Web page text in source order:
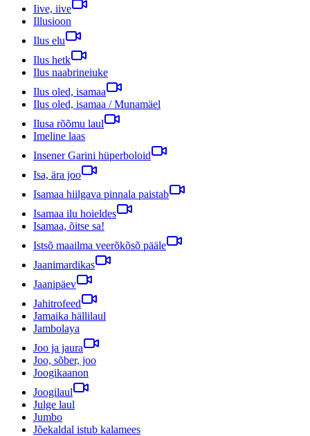
Iive, iive
Illusioon
Ilus elu
Ilus hetk
Ilus naabrineiuke
Ilus oled, isamaa
Ilus oled, isamaa / Munamäel
Ilusa rõõmu laul
Imeline laas
Insener Garini hüperboloid
Isa, ära joo
Isamaa hiilgava pinnala paistab
Isamaa ilu hoieldes
Isamaa, õitse sa!
Istsõ maailma veerõkõsõ pääle
Jaanimardikas
Jaanipäev
Jahitrofeed
Jamaika hällilaul
Jambolaya
Joo ja jaura
Joo, sõber, joo
Joogikaanon
Joogilaul
Julge laul
Jumbo
Jõekaldal istub kalamees